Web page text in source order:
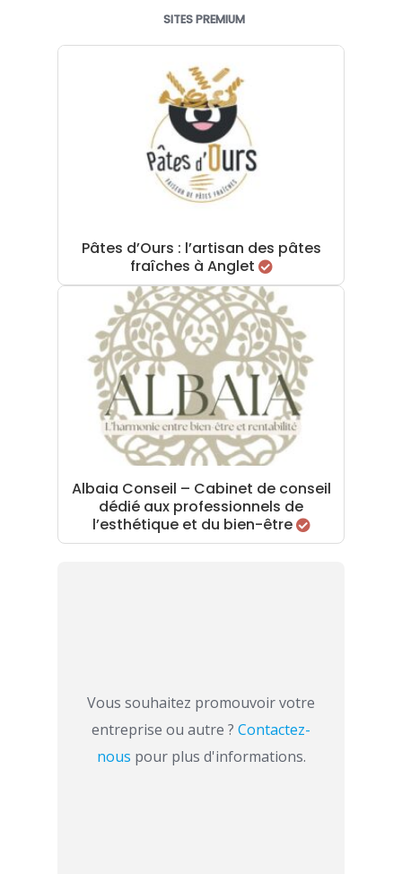
SITES PREMIUM
Pâtes d’Ours : l’artisan des pâtes
fraîches à Anglet
Albaia Conseil – Cabinet de conseil
dédié aux professionnels de
l’esthétique et du bien-être
Vous souhaitez promouvoir votre
entreprise ou autre ? Contactez-
nous pour plus d'informations.